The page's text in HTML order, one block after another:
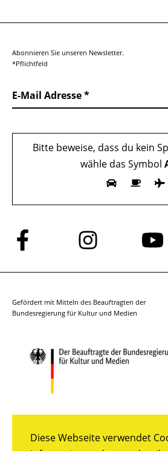
Diese Webseite verwendet
Abonnieren Sie unseren Newsletter.
*Pflichtfeld
E-Mail Adresse
Bitte beweise, dass du kein
wähle das Symbol
Folge
uns
auf
Folge
uns
auf
Folge
auf
Gefördert mit Mitteln des Beauftragten der
Bundesregierung für Kultur und Medien